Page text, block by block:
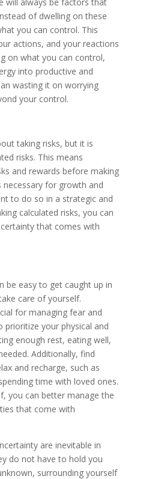
of dwelling on these
you can control. This
actions, and your reactions
on what you can control,
into productive and
wasting it on worrying
your control.
taking risks, but it is
risks. This means
and rewards before making
necessary for growth and
to do so in a strategic and
calculated risks, you can
that comes with
be easy to get caught up in
care of yourself.
for managing fear and
prioritize your physical and
enough rest, eating well,
Additionally, find
and recharge, such as
time with loved ones.
you can better manage the
that come with
are inevitable in
do not have to hold you
surrounding yourself